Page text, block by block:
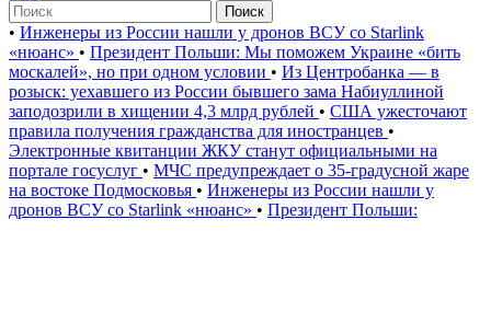
Поиск
• Инженеры из России нашли у дронов ВСУ со Starlink
«нюанс» • Президент Польши: Мы поможем Украине «бить
москалей», но при одном условии • Из Центробанка — в
розыск: уехавшего из России бывшего зама Набиуллиной
заподозрили в хищении 4,3 млрд рублей • США ужесточают
правила получения гражданства для иностранцев •
Электронные квитанции ЖКУ станут официальными на
портале госуслуг • МЧС предупреждает о 35-градусной жаре
на востоке Подмосковья • Инженеры из России нашли у
дронов ВСУ со Starlink «нюанс» • Президент Польши: